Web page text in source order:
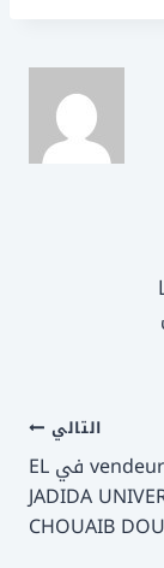
التالي
وظيفة vendeur في EL
JADIDA
CHOUAIB